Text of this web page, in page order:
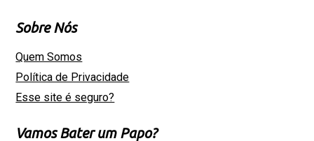
Sobre Nós
Quem Somos
Política de Privacidade
Esse site é seguro?
Vamos Bater um Papo?